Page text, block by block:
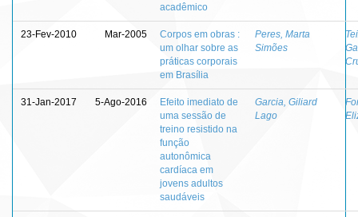
acadêmico
23-Fev-2010 Mar-2005
Corpos em obras :
um olhar sobre as
práticas corporais
em Brasília
Peres, Marta
Simões
31-Jan-2017 5-Ago-2016
Efeito imediato de
uma sessão de
treino resistido na
função
autonômica
cardíaca em
jovens adultos
saudáveis
Garcia, Giliard
Lago